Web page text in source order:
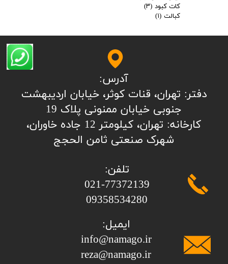
کات کبود (۳)
کبالت (۱)
تلفن:
​​​​​​​021-77372139
​​​​​​​09358534280
آدرس:
​​​​​​​​دفتر: تهران، قنات کوثر، خیابان اردیبهشت
جنوبی خیابان ممنونی پلاک 19
کارخانه: تهران، کیلومتر 12 جاده خاوران،
شهرک صنعتی ثامن الحجج
ایمیل:
info@namago.ir
​​​​​​​reza@namago.ir